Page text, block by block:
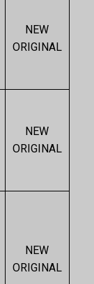
NEW
ORIGINAL
NEW
ORIGINAL
NEW
ORIGINAL